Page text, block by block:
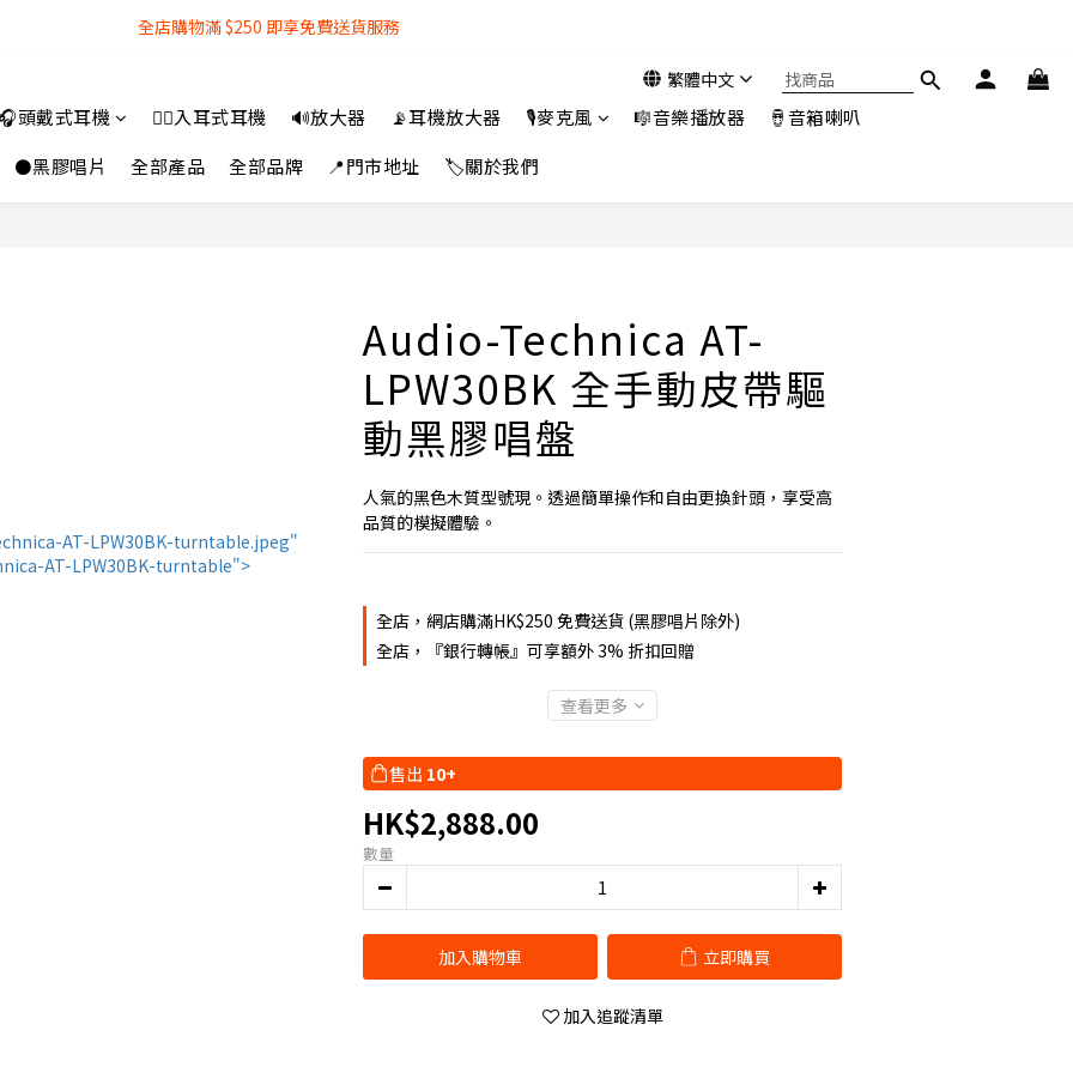
全店購物滿 $250 即享免費送貨服務
全店購物滿 $250 即享免費送貨服務
全店購物滿 $250 即享免費送貨服務
繁體中文
頭戴式耳機 👂🏻入耳式耳機 🔊放大器 📡耳機放大器 🎙️麥克風 🎼音樂播放器
🪘音箱喇叭
⚫黑膠唱片
全部產品 全部品牌 📍門市地址 🏷️關於我們
Audio-Technica AT-
LPW30BK 全手動皮帶驅
動黑膠唱盤
人氣的黑色木質型號現。透過簡單操作和自由更換針頭，享受高
品質的模擬體驗。
全店，網店購滿HK$250 免費送貨 (黑膠唱片除外)
全店，『銀行轉帳』可享額外 3% 折扣回贈
查看更多
售出 10+
HK$2,888.00
數量
加入購物車 立即購買
加入追蹤清單